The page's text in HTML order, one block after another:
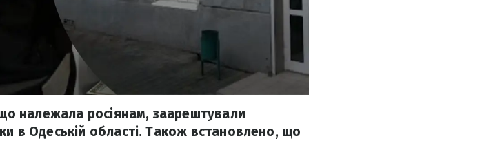
належала росіянам, заарештували
в Одеській області. Також встановлено, що